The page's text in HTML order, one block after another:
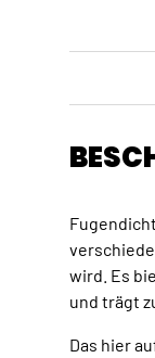
wird. Es
und trägt
Das hier